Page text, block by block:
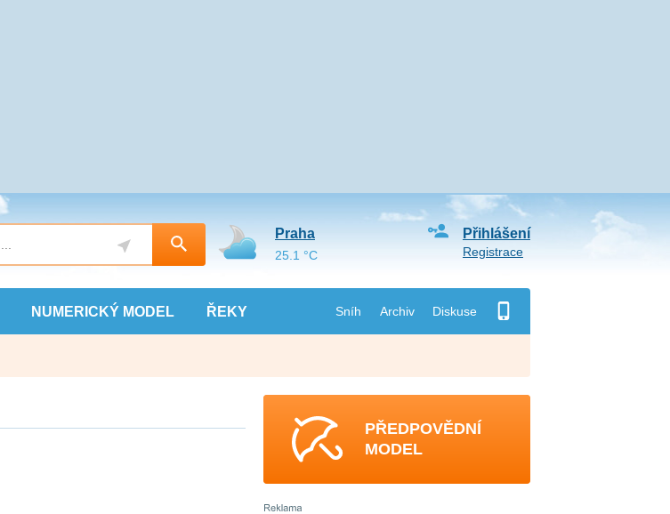
NUMERICKÝ MODEL ŘEKY Sníh Archiv Diskuse
Přihlášení
Registrace
Praha
25.1 °C
PŘEDPOVĚDNÍ
MODEL